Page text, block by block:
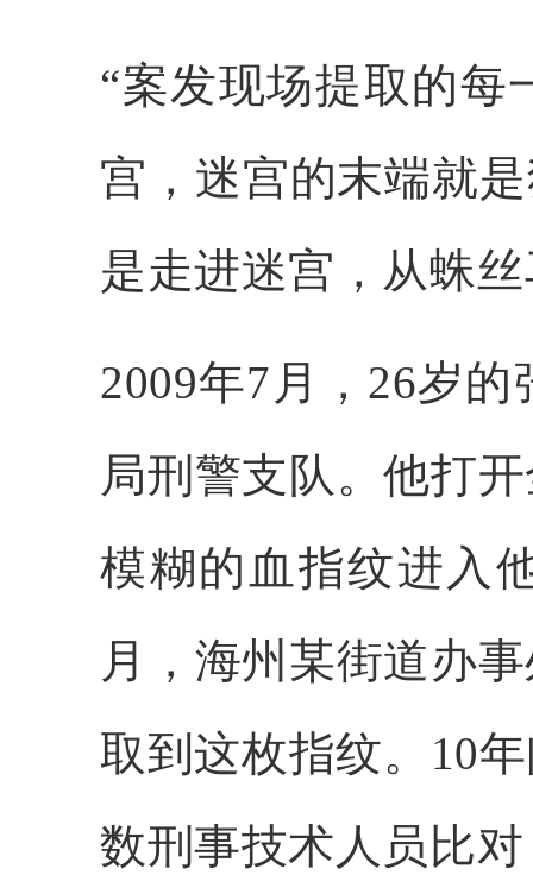
“案发现场提取的每
宫，迷宫的末端就
是走进迷宫，从蛛
2009年7月，26岁
局刑警支队。他打
模糊的血指纹进入
月，海州某街道办
取到这枚指纹。10
数刑事技术人员比